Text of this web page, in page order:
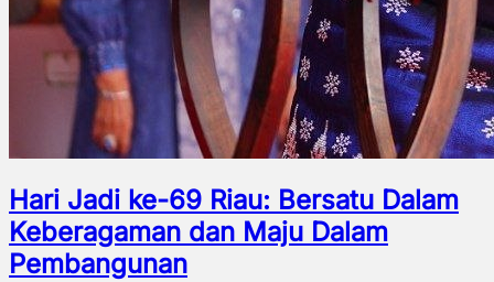
Hari Jadi ke-69 Riau: Bersatu Dalam
Keberagaman dan Maju Dalam
Pembangunan